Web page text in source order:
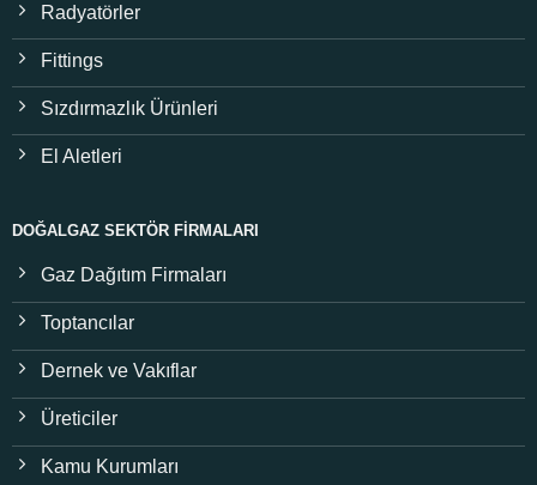
Radyatörler
Fittings
Sızdırmazlık Ürünleri
El Aletleri
DOĞALGAZ SEKTÖR FIRMALARI
Gaz Dağıtım Firmaları
Toptancılar
Dernek ve Vakıflar
Üreticiler
Kamu Kurumları